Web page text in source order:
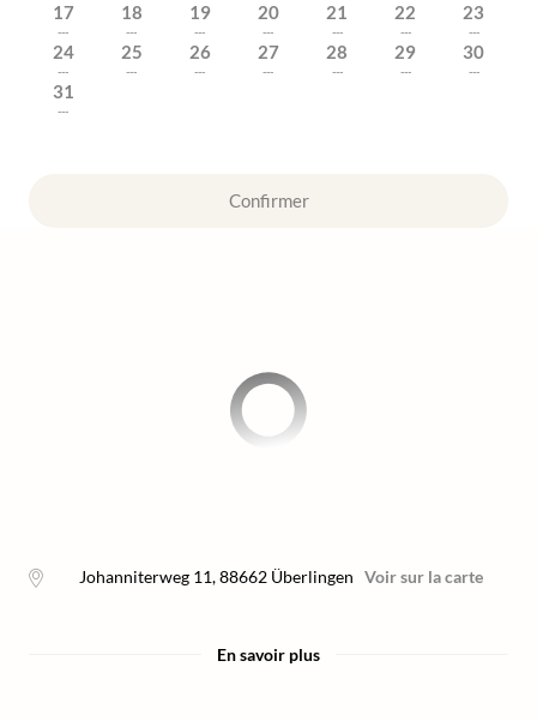
17
---
18
---
19
---
20
---
21
---
22
---
23
---
24
---
25
---
26
---
27
---
28
---
29
---
30
---
31
---
Confirmer
Johanniterweg 11,88662 Überlingen Voir sur la carte
En savoir plus